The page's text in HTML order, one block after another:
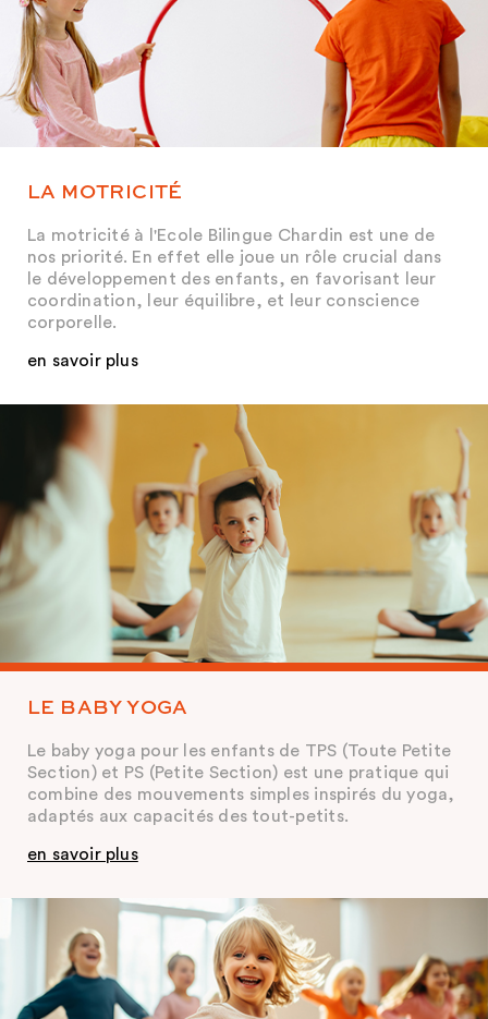
LA MOTRICITÉ
La motricité à l'Ecole Bilingue Chardin est une de
nos priorité. En effet elle joue un rôle crucial dans
le développement des enfants, en favorisant leur
coordination, leur équilibre, et leur conscience
corporelle.
en savoir plus
LE BABY YOGA
Le baby yoga pour les enfants de TPS (Toute Petite
Section) et PS (Petite Section) est une pratique qui
combine des mouvements simples inspirés du yoga,
adaptés aux capacités des tout-petits.
en savoir plus